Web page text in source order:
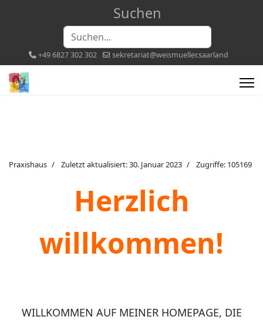
Suchen
+49 6827 302 302 sekretariat@weismueller.saarland
Praxishaus Zuletzt aktualisiert: 30. Januar 2023 Zugriffe: 105169
Herzlich
willkommen!
WILLKOMMEN AUF MEINER HOMEPAGE, DIE